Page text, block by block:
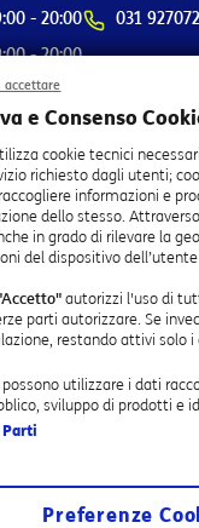
- 20:00
- 20:00
- 20:00
- 20:00
- 20:00
- 20:00
- 20:00
031 927072
fine la creazione
di riferimento nel
e Consenso
cookie tecnici
richiesto dagli utenti;
informazioni e
dello stesso.
in grado di rilevare la
del dispositivo
autorizzi l'uso di
parti autorizzare. Se
restando attivi solo
utilizzare i dati
sviluppo di prodotti e
Parti
Preferenze
accettare